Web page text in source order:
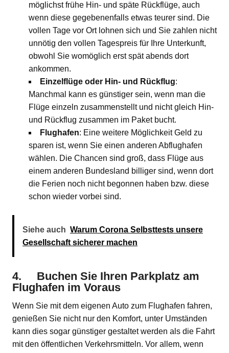
möglichst frühe Hin- und späte Rückflüge, auch
wenn diese gegebenenfalls etwas teurer sind. Die
vollen Tage vor Ort lohnen sich und Sie zahlen nicht
unnötig den vollen Tagespreis für Ihre Unterkunft,
obwohl Sie womöglich erst spät abends dort
ankommen.
Einzelflüge oder Hin- und Rückflug:
Manchmal kann es günstiger sein, wenn man die
Flüge einzeln zusammenstellt und nicht gleich Hin-
und Rückflug zusammen im Paket bucht.
Flughafen: Eine weitere Möglichkeit Geld zu
sparen ist, wenn Sie einen anderen Abflughafen
wählen. Die Chancen sind groß, dass Flüge aus
einem anderen Bundesland billiger sind, wenn dort
die Ferien noch nicht begonnen haben bzw. diese
schon wieder vorbei sind.
Siehe auch Warum Corona Selbsttests unsere
Gesellschaft sicherer machen
4. Buchen Sie Ihren Parkplatz am
Flughafen im Voraus
Wenn Sie mit dem eigenen Auto zum Flughafen fahren,
genießen Sie nicht nur den Komfort, unter Umständen
kann dies sogar günstiger gestaltet werden als die Fahrt
mit den öffentlichen Verkehrsmitteln. Vor allem, wenn